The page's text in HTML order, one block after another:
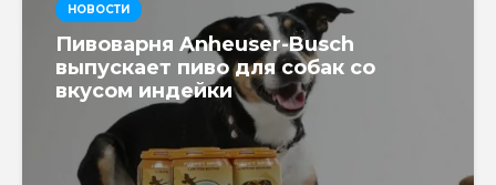
НОВОСТИ
Пивоварня Anheuser-Busch
выпускает пиво для собак со
вкусом индейки